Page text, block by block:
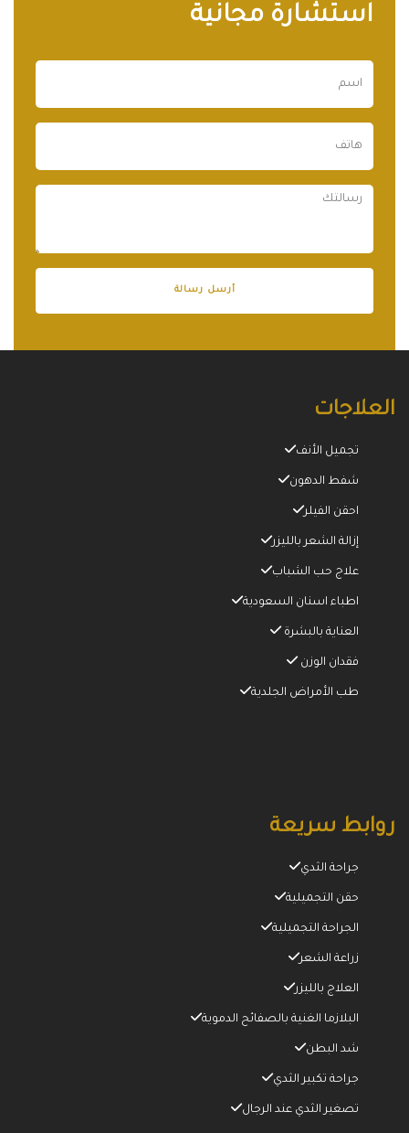
استشارة مجانية
العلاجات
تجميل الأنف
شفط الدهون
احقن الفيلر
إزالة الشعر بالليزر
علاج حب الشباب
اطباء اسنان السعودية
العناية بالبشرة
فقدان الوزن
طب الأمراض الجلدية
روابط سريعة
جراحة الثدي
حقن التجميلية
الجراحة التجميلية
زراعة الشعر
العلاج بالليزر
البلازما الغنية بالصفائح الدموية
شد البطن
جراحة تكبير الثدي
تصغير الثدي عند الرجال